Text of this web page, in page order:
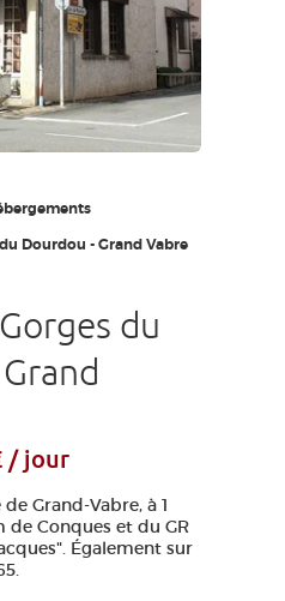
Dourdou - Grand Vabre
du
/ jour
Grand-Vabre, à 1
de Conques et du GR
Également sur